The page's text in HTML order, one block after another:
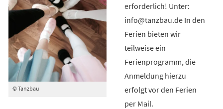
© Tanzbau
erforderlich! Unter:
info@tanzbau.de In den
Ferien bieten wir
teilweise ein
Ferienprogramm, die
Anmeldung hierzu
erfolgt vor den Ferien
per Mail.